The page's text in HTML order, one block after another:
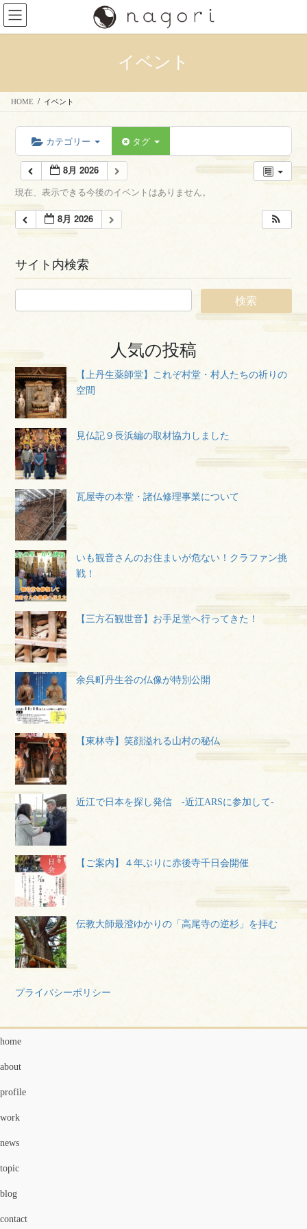
コ
ン
テ
ス
ナ
ビ
ゲ
ン
イベント
HOME イベント
カテゴリー タグ
8月 2026
現在、表示できる今後のイベントはありません。
8月 2026
サイト内検索
人気の投稿
【上丹生薬師堂】これぞ村堂・村人たちの祈りの
空間
見仏記９長浜編の取材協力しました
瓦屋寺の本堂・諸仏修理事業について
いも観音さんのお住まいが危ない！クラファン挑
戦！
【三方石観世音】お手足堂へ行ってきた！
余呉町丹生谷の仏像が特別公開
【東林寺】笑顔溢れる山村の秘仏
近江で日本を探し発信 -近江ARSに参加して-
【ご案内】４年ぶりに赤後寺千日会開催
伝教大師最澄ゆかりの「高尾寺の逆杉」を拝む
プライバシーポリシー
home
about
profile
work
news
topic
blog
contact